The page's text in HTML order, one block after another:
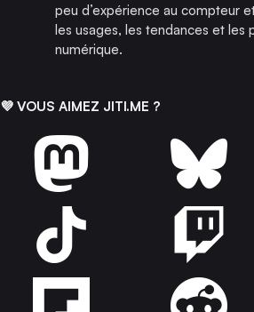
peu d’expérience au compteur
les usages, les tendances et les
numérique.
💜 VOUS AIMEZ JITI.ME ?